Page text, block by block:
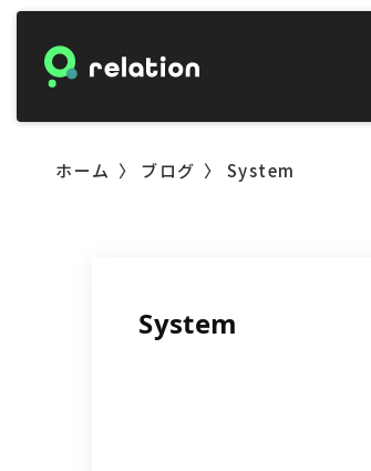
ホーム ブログ System
System